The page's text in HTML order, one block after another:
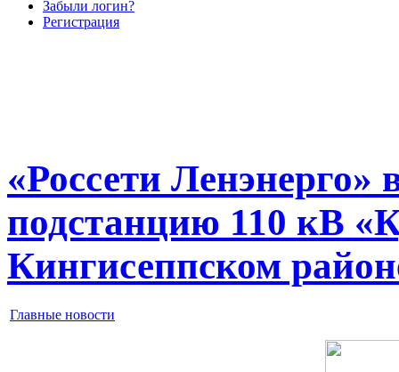
Забыли логин?
Регистрация
«Россети Ленэнерго»
подстанцию 110 кВ
Кингисеппском
Главные новости